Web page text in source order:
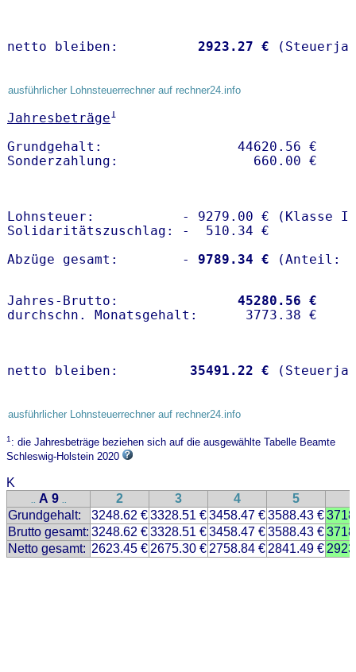
netto bleiben: 2923.27 €
ausführlicher Lohnsteuerrechner auf rechner24.info
Jahresbeträge1
Grundgehalt:                 44620.56 €
Lohnsteuer:           - 9279.00 € (Klasse I)
Solidaritätszuschlag: -  510.34 €
Abzüge gesamt:        -
9789.34 €
Jahres-Brutto: 45280.56 €
netto bleiben: 35491.22 €
ausführlicher Lohnsteuerrechner auf rechner24.info
1: die Jahresbeträge beziehen sich auf die ausgewählte Tabelle Beamte
Schleswig-Holstein 2020
K
.. A 9 .. 2 3 4 5
Grundgehalt:
3248.62 €3328.51 €3458.47 €3588.43 €
Brutto gesamt: 3248.62 €3328.51 €3458.47 €3588.43 €
Netto gesamt: 2623.45 € 2675.30 € 2758.84 € 2841.49 €